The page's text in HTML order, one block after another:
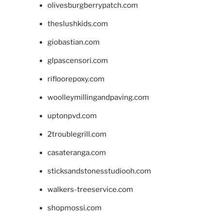
olivesburgberrypatch.com
theslushkids.com
giobastian.com
glpascensori.com
rifloorepoxy.com
woolleymillingandpaving.com
uptonpvd.com
2troublegrill.com
casateranga.com
sticksandstonesstudiooh.com
walkers-treeservice.com
shopmossi.com